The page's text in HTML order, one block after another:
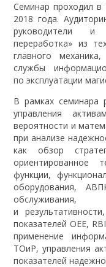
Семинар проходил в
2018 года.
руководители
переработка» из
главного
службы
по эксплуатации
В рамках семинара
управления
вероятности и
при анализе
как обзор
ориентированное
функции,
оборудования,
обслуживания,
и
показателей OEE,
применение
ТОиР, управления
показателей